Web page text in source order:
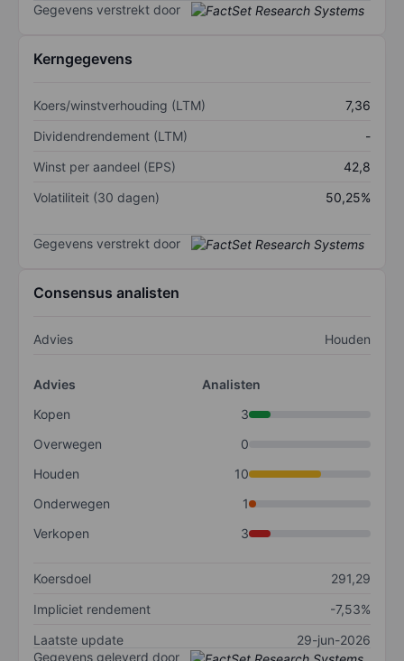
Gegevens verstrekt door
Kerngegevens
Koers/winstverhouding (LTM)
7,36
Dividendrendement (LTM)
-
Winst per aandeel (EPS)
42,8
Volatiliteit (30 dagen)
50,25%
Gegevens verstrekt door
Consensus analisten
Advies Houden
Advies
Analisten
Kopen
3
Overwegen
0
Houden
10
Onderwegen
1
Verkopen
3
Koersdoel
291,29
Impliciet rendement
-7,53%
Laatste update
29-jun-2026
Gegevens geleverd door